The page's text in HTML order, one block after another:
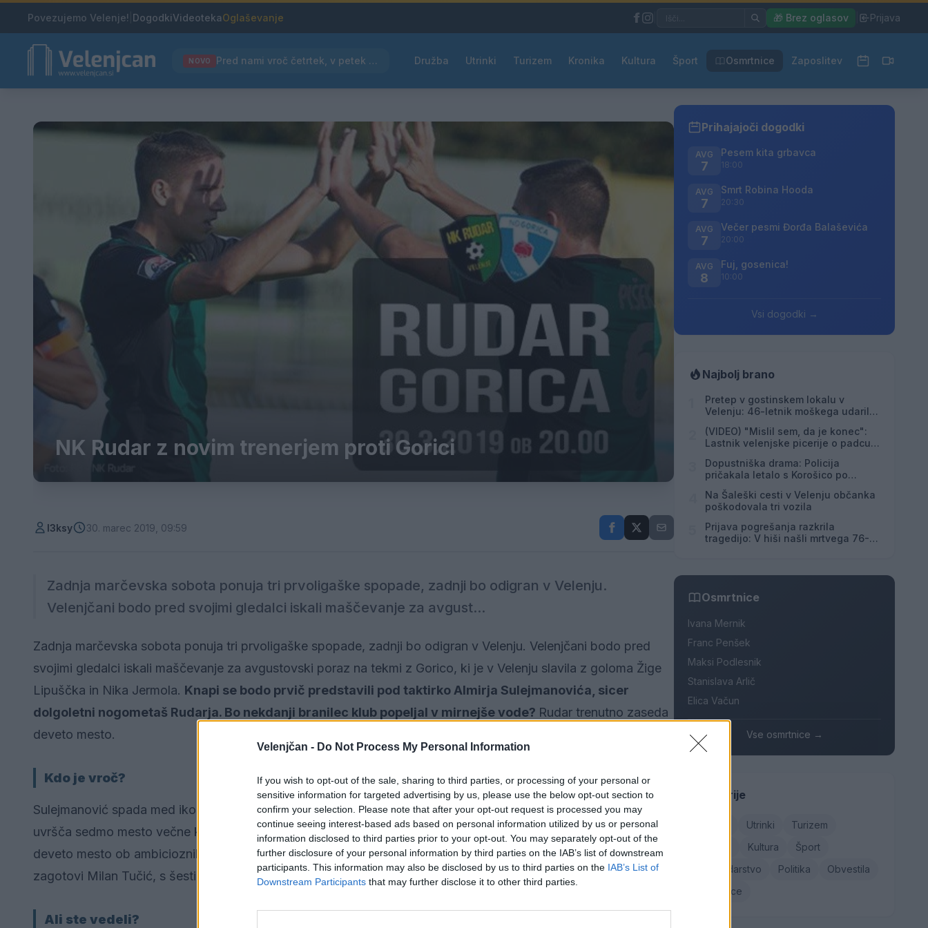
Velenjčan - Do Not Process My Personal Information
If you wish to opt-out of the sale, sharing to third parties, or processing of your personal or
sensitive information for targeted advertising by us, please use the below opt-out section to
confirm your selection. Please note that after your opt-out request is processed you may
continue seeing interest-based ads based on personal information utilized by us or personal
information disclosed to third parties prior to your opt-out. You may separately opt-out of the
further disclosure of your personal information by third parties on the IAB’s list of downstream
participants. This information may also be disclosed by us to third parties on the IAB’s List of
Downstream Participants that may further disclose it to other third parties.
Povezujemo Velenje! DogodkiVideotekaOglaševanje 🎁 Brez oglasov Prijava
NOVO Pred nami vroč četrtek, v petek osvežitev Družba Utrinki Turizem Kronika Kultura Šport Osmrtnice Zaposlitev
NK Rudar z novim trenerjem proti Gorici
l3ksy 30. marec 2019, 09:59
Zadnja marčevska sobota ponuja tri prvoligaške spopade, zadnji bo odigran v Velenju.
Velenjčani bodo pred svojimi gledalci iskali maščevanje za avgust...
Zadnja marčevska sobota ponuja tri prvoligaške spopade, zadnji bo odigran v Velenju. Velenjčani bodo pred
svojimi gledalci iskali maščevanje za avgustovski poraz na tekmi z Gorico, ki je v Velenju slavila z goloma Žige
Lipuščka in Nika Jermola. Knapi se bodo prvič predstavili pod taktirko Almirja Sulejmanovića, sicer
dolgoletni nogometaš Rudarja. Bo nekdanji branilec klub popeljal v mirnejše vode? Rudar trenutno zaseda
deveto mesto.
Kdo je vroč?
Sulejmanović spada med ikone velenjskega kluba, saj je za Rudar odigral 163 prvoligaških srečanj, kar ga
uvršča sedmo mesto večne klubske lestvice. Rudar ima pred zadnjim Krškim varno zalogo osmih točk, a tudi
deveto mesto ob ambicioznih drugoligaših ne prinaša povsem mirnega spanca. Lahko Rudar mirnejšo pomlad
zagotovi Milan Tučić, s šestimi goli prvi strelec ekipe?
Ali ste vedeli?
Prihajajoči dogodki
AVG
7
Pesem kita grbavca
18:00
AVG
7
Smrt Robina Hooda
20:30
AVG
7
Večer pesmi Đorđa Balaševića
20:00
AVG
8
Fuj, gosenica!
10:00
Vsi dogodki →
Najbolj brano
Pretep v gostinskem lokalu v
Velenju: 46-letnik moškega udaril s
(VIDEO) "Mislil sem, da je konec":
Lastnik velenjske picerije o padcu s
Dopustniška drama: Policija
pričakala letalo s Korošico po
Na Šaleški cesti v Velenju občanka
poškodovala tri vozila
Prijava pogrešanja razkrila
tragedijo: V hiši našli mrtvega 76-
Osmrtnice
Ivana Mernik
Franc Penšek
Maksi Podlesnik
Stanislava Arlič
Elica Vačun
Vse osmrtnice →
Kategorije
Utrinki
Turizem
Kultura
Šport
Gospodarstvo
Politika
Obvestila
Osmrtnice